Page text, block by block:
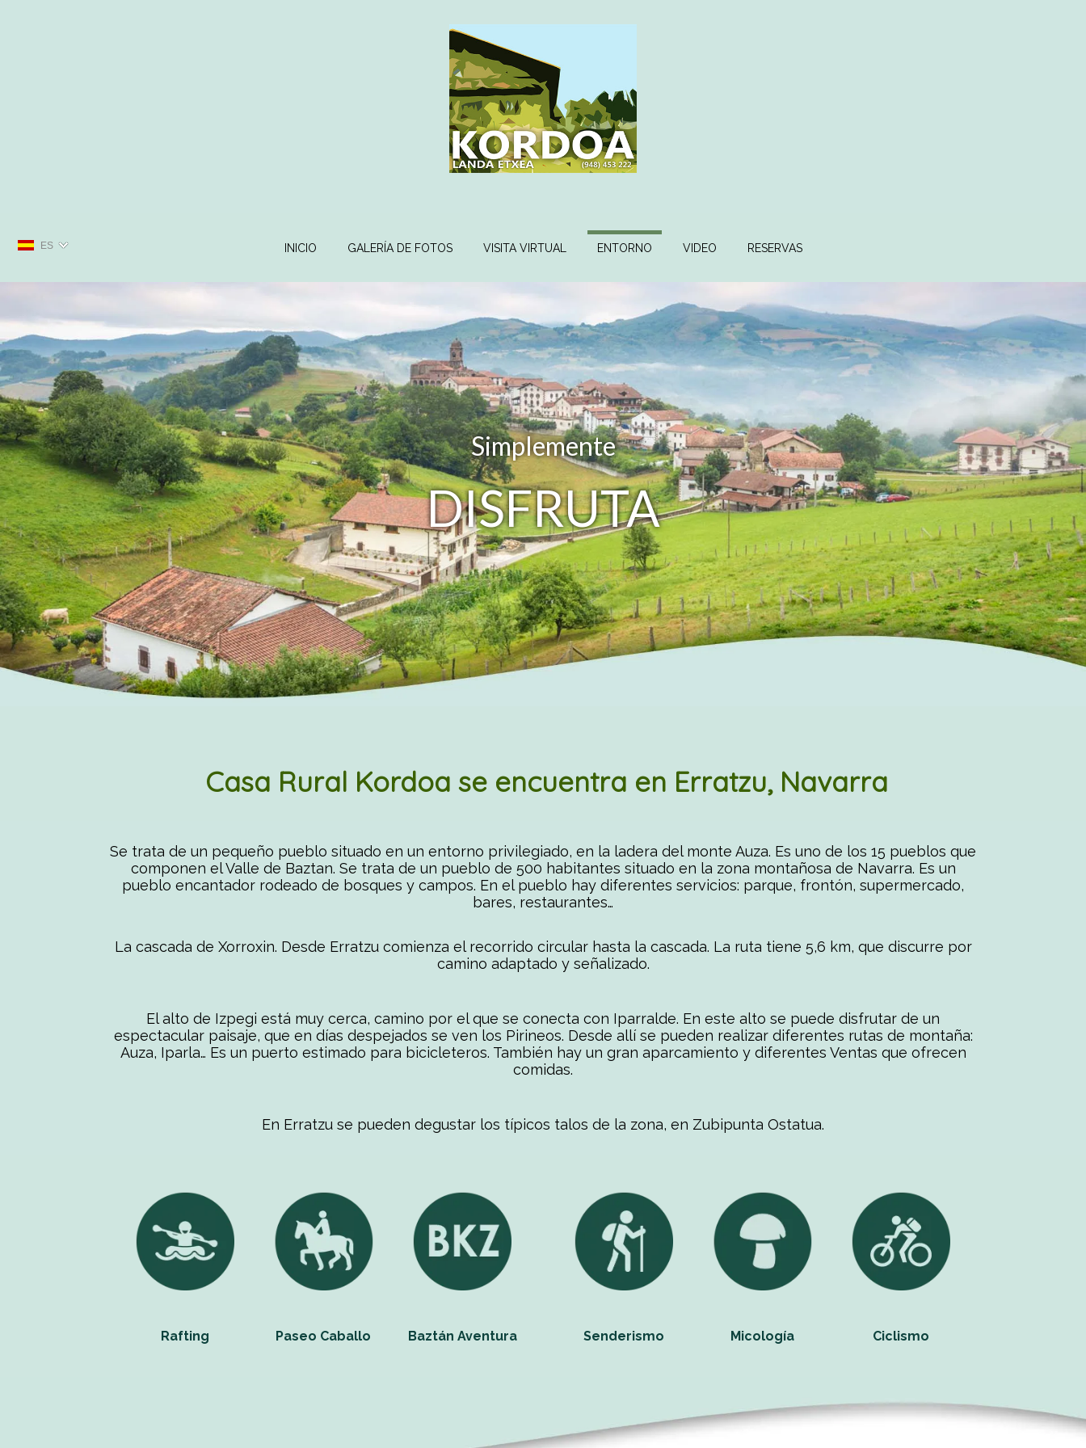
ES INICIO GALERÍA DE FOTOS VISITA VIRTUAL ENTORNO VIDEO RESERVAS
Simplemente
DISFRUTA
Casa Rural Kordoa se encuentra en Erratzu, Navarra
Se trata de un pequeño pueblo situado en un entorno privilegiado, en la ladera del monte Auza. Es uno de los 15 pueblos que
componen el Valle de Baztan. Se trata de un pueblo de 500 habitantes situado en la zona montañosa de Navarra. Es un
pueblo encantador rodeado de bosques y campos. En el pueblo hay diferentes servicios: parque, frontón, supermercado,
bares, restaurantes…
La cascada de Xorroxin. Desde Erratzu comienza el recorrido circular hasta la cascada. La ruta tiene 5,6 km, que discurre por
camino adaptado y señalizado.
El alto de Izpegi está muy cerca, camino por el que se conecta con Iparralde. En este alto se puede disfrutar de un
espectacular paisaje, que en días despejados se ven los Pirineos. Desde allí se pueden realizar diferentes rutas de montaña:
Auza, Iparla… Es un puerto estimado para bicicleteros. También hay un gran aparcamiento y diferentes Ventas que ofrecen
comidas.
En Erratzu se pueden degustar los típicos talos de la zona, en Zubipunta Ostatua.
Rafting Paseo Caballo Baztán Aventura Senderismo Micología Ciclismo